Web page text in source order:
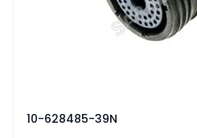
10-628485-39N